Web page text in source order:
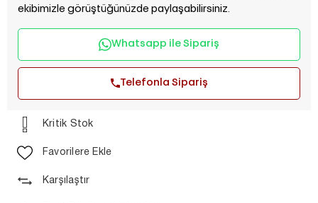
ekibimizle görüştüğünüzde paylaşabilirsiniz.
Whatsapp ile Sipariş
Telefonla Sipariş
Kritik Stok
Favorilere Ekle
Karşılaştır